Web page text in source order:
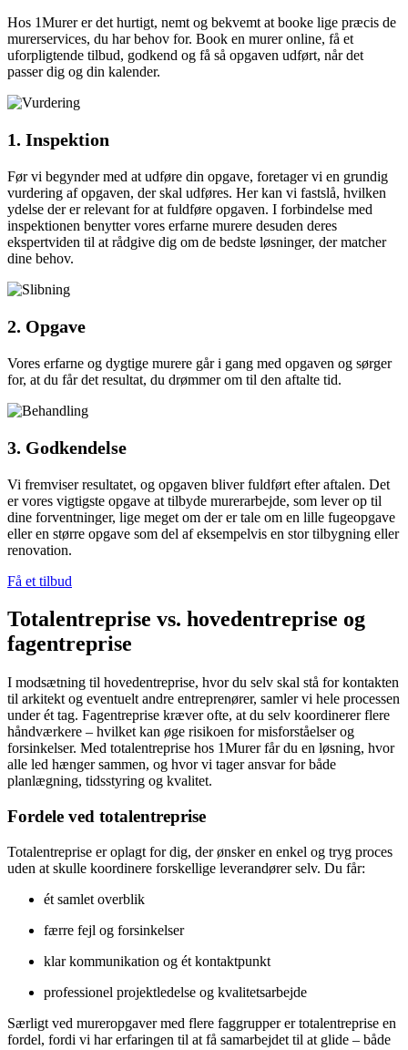
Hos 1Murer er det hurtigt, nemt og bekvemt at booke lige præcis de
murerservices, du har behov for. Book en murer online, få et
uforpligtende tilbud, godkend og få så opgaven udført, når det
passer dig og din kalender.
1. Inspektion
Før vi begynder med at udføre din opgave, foretager vi en grundig
vurdering af opgaven, der skal udføres. Her kan vi fastslå, hvilken
ydelse der er relevant for at fuldføre opgaven. I forbindelse med
inspektionen benytter vores erfarne murere desuden deres
ekspertviden til at rådgive dig om de bedste løsninger, der matcher
dine behov.
2. Opgave
Vores erfarne og dygtige murere går i gang med opgaven og sørger
for, at du får det resultat, du drømmer om til den aftalte tid.
3. Godkendelse
Vi fremviser resultatet, og opgaven bliver fuldført efter aftalen. Det
er vores vigtigste opgave at tilbyde murerarbejde, som lever op til
dine forventninger, lige meget om der er tale om en lille fugeopgave
eller en større opgave som del af eksempelvis en stor tilbygning eller
renovation.
Få et tilbud
Totalentreprise vs. hovedentreprise og
fagentreprise
I modsætning til hovedentreprise, hvor du selv skal stå for kontakten
til arkitekt og eventuelt andre entreprenører, samler vi hele processen
under ét tag. Fagentreprise kræver ofte, at du selv koordinerer flere
håndværkere – hvilket kan øge risikoen for misforståelser og
forsinkelser. Med totalentreprise hos 1Murer får du en løsning, hvor
alle led hænger sammen, og hvor vi tager ansvar for både
planlægning, tidsstyring og kvalitet.
Fordele ved totalentreprise
Totalentreprise er oplagt for dig, der ønsker en enkel og tryg proces
uden at skulle koordinere forskellige leverandører selv. Du får:
ét samlet overblik
færre fejl og forsinkelser
klar kommunikation og ét kontaktpunkt
professionel projektledelse og kvalitetsarbejde
Særligt ved mureropgaver med flere faggrupper er totalentreprise en
fordel, fordi vi har erfaringen til at få samarbejdet til at glide – både